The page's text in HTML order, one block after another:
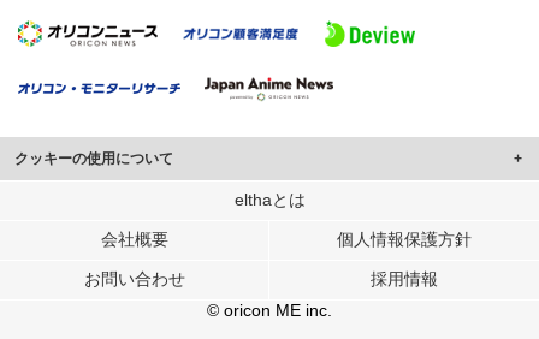
クッキーの使用について
このサイトでは Cookie を使用して、ユーザーに合わせたコンテンツや広告の
行っています。
メディアや広告配信、データ解析の各パートナーに提供しています。
各パートナーは、この情報とユーザーが各パートナーに提供した他の情報や、
ユーザーが各パートナーのサービスを使用したときに収集した他の情報を組み
elthaとは
会社概要 個人情報保護方針
お問い合わせ
採用情報
© oricon ME inc.